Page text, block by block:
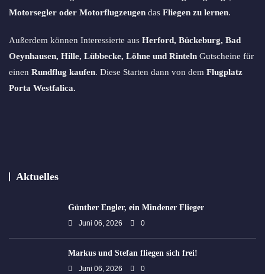
Motorsegler oder Motorflugzeugen das Fliegen zu lernen.
Außerdem können Interessierte aus Herford, Bückeburg, Bad
Oeynhausen, Hille, Lübbecke, Löhne und Rinteln Gutscheine für
einen Rundflug kaufen. Diese Starten dann von dem Flugplatz
Porta Westfalica.
Aktuelles
Günther Engler, ein Mindener Flieger
Juni 06, 2026 0
Markus und Stefan fliegen sich frei!
Juni 06, 2026 0